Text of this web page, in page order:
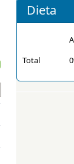
Dieta
Total